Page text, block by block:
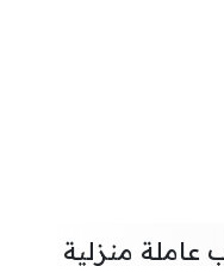
منزلية